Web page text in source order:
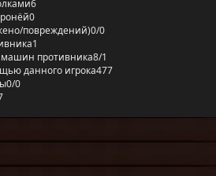
6
0
повреждений)0/0
1
противника8/1
данного игрока477
0/0